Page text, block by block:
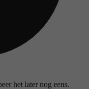
het later nog eens.